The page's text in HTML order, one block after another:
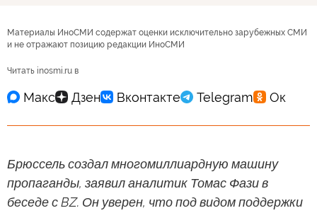
Материалы ИноСМИ содержат оценки исключительно зарубежных СМИ
и не отражают позицию редакции ИноСМИ
Читать inosmi.ru в
Брюссель создал многомиллиардную машину
пропаганды, заявил аналитик Томас Фази в
беседе с BZ. Он уверен, что под видом поддержки